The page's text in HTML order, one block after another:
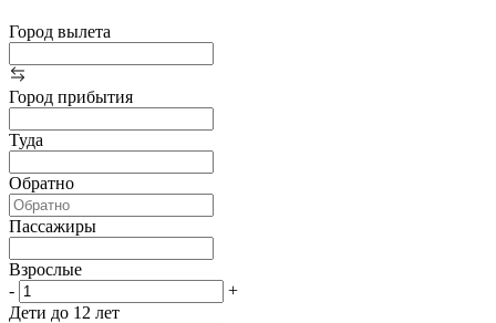
Город вылета
Город прибытия
Туда
Обратно
Пассажиры
Взрослые
-
+
Дети до 12 лет